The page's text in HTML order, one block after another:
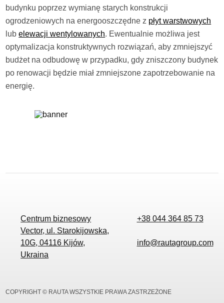
budynku poprzez wymianę starych konstrukcji
ogrodzeniowych na energooszczędne z płyt warstwowych
lubelewacji wentylowanych. Ewentualnie możliwa jest
optymalizacja konstruktywnych rozwiązań, aby zmniejszyć
budżet na odbudowę w przypadku, gdy zniszczony budynek
po renowacji będzie miał zmniejszone zapotrzebowanie na
energię.
Centrum biznesowy
Vector, ul. Starokijowska,
10G, 04116 Kijów,
Ukraina
+38 044 364 85 73
info@rautagroup.com
COPYRIGHT © RAUTA WSZYSTKIE PRAWA ZASTRZEŻONE